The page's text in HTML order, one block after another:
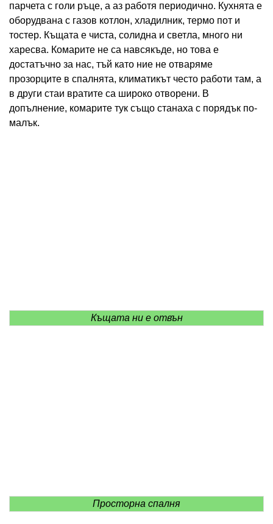
парчета с голи ръце, а аз работя периодично. Кухнята е
оборудвана с газов котлон, хладилник, термо пот и
тостер. Къщата е чиста, солидна и светла, много ни
харесва. Комарите не са навсякъде, но това е
достатъчно за нас, тъй като ние не отваряме
прозорците в спалнята, климатикът често работи там, а
в други стаи вратите са широко отворени. В
допълнение, комарите тук също станаха с порядък по-
малък.
Къщата ни е отвън
Просторна спалня